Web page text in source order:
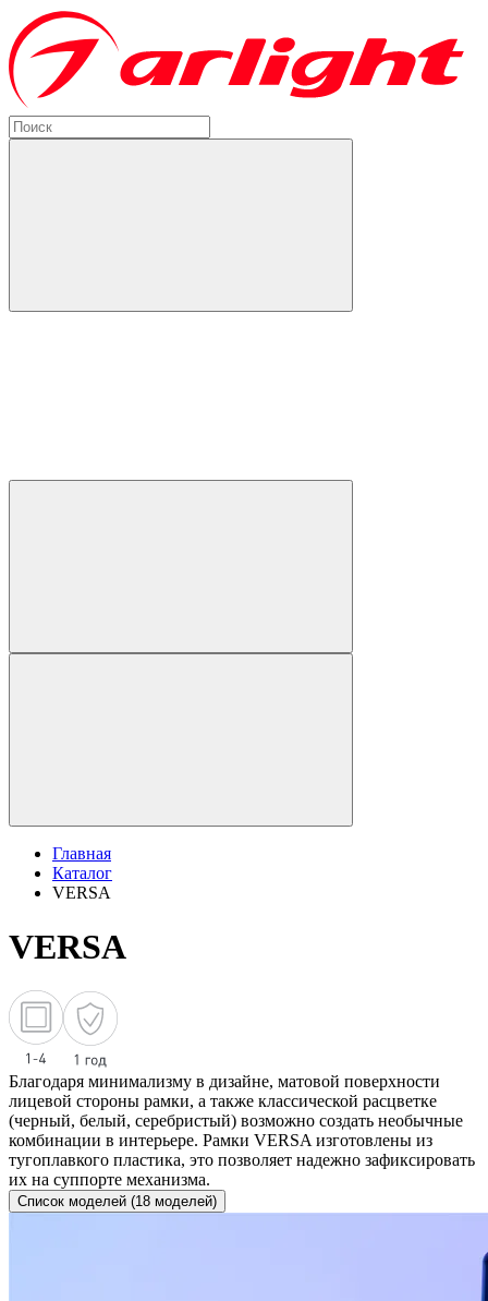
Главная
Каталог
VERSA
VERSA
Благодаря минимализму в дизайне, матовой поверхности
лицевой стороны рамки, а также классической расцветке
(черный, белый, серебристый) возможно создать необычные
комбинации в интерьере. Рамки VERSA изготовлены из
тугоплавкого пластика, это позволяет надежно зафиксировать
их на суппорте механизма.
Список моделей (18 моделей)